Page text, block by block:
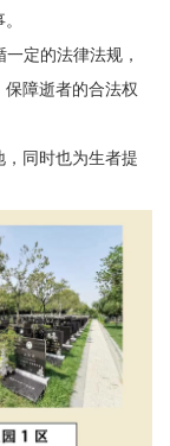
定的法律法规，
障逝者的合法权
同时也为生者提